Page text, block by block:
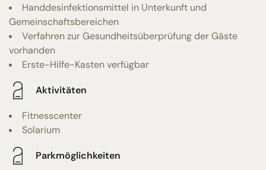
Handdesinfektionsmittel in Unterkunft und
Gemeinschaftsbereichen
Verfahren zur Gesundheitsüberprüfung der Gäste
vorhanden
Erste-Hilfe-Kasten verfügbar
Aktivitäten
Fitnesscenter
Solarium
Parkmöglichkeiten